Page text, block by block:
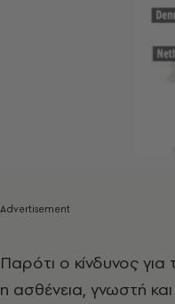
Παρότι ο κίνδυνος
η ασθένεια, γνωστή